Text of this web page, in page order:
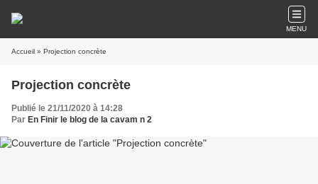
MENU
Accueil » Projection concrète
Projection concrète
Publié le 21/11/2020 à 14:28
Par En Finir le blog de la cavam n 2